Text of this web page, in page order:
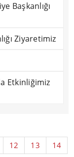
Başkanlığı
Ziyaretimiz
Etkinliğimiz
12 13 14